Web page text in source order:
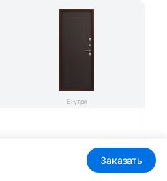
Внутри
Заказать